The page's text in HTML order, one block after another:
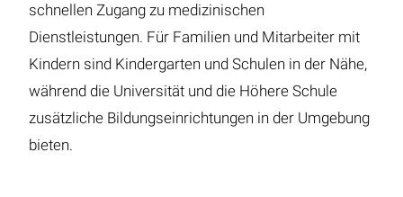
schnellen Zugang zu medizinischen
Dienstleistungen. Für Familien und Mitarbeiter mit
Kindern sind Kindergarten und Schulen in der Nähe,
während die Universität und die Höhere Schule
zusätzliche Bildungseinrichtungen in der Umgebung
bieten.